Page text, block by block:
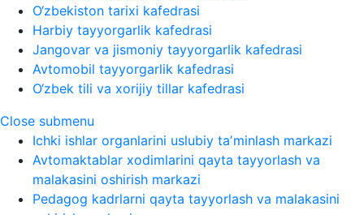
O‘zbekiston tarixi kafedrasi
Harbiy tayyorgarlik kafedrasi
Jangovar va jismoniy tayyorgarlik kafedrasi
Avtomobil tayyorgarlik kafedrasi
O‘zbek tili va xorijiy tillar kafedrasi
Close submenu
Ichki ishlar organlarini uslubiy taʼminlash markazi
Avtomaktablar xodimlarini qayta tayyorlash va
malakasini oshirish markazi
Pedagog kadrlarni qayta tayyorlash va malakasini